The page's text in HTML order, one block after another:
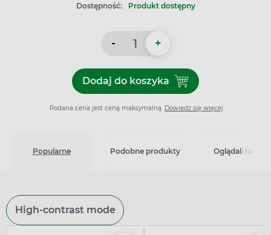
Dostępność: Produkt dostępny
- +
Dodaj do koszykaDodaj do koszyka
Podana cena jest ceną maksymalną. Dowiedz się więcej
Popularne Podobne produkty Oglądali także
High-contrast mode